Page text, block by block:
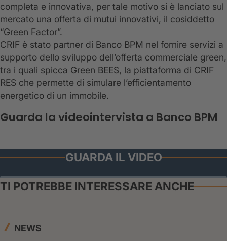
completa e innovativa, per tale motivo si è lanciato sul
mercato una offerta di mutui innovativi, il cosiddetto
“Green Factor”.
CRIF è stato partner di Banco BPM nel fornire servizi a
supporto dello sviluppo dell’offerta commerciale green,
tra i quali spicca Green BEES, la piattaforma di CRIF
RES che permette di simulare l’efficientamento
energetico di un immobile.
Guarda la videointervista a Banco BPM
GUARDA IL VIDEO
TI POTREBBE INTERESSARE ANCHE
NEWS